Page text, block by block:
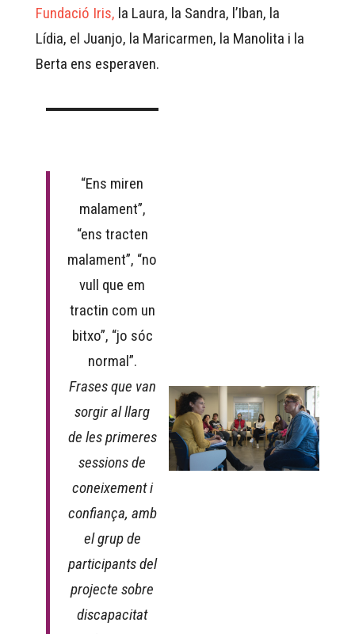
Fundació Iris, la Laura, la Sandra, l’Iban, la
Lídia, el Juanjo, la Maricarmen, la Manolita i la
Berta ens esperaven.
“Ens miren
malament”,
“ens tracten
malament”, “no
vull que em
tractin com un
bitxo”, “jo sóc
normal”.
Frases que van
sorgir al llarg
de les primeres
sessions de
coneixement i
confiança, amb
el grup de
participants del
projecte sobre
discapacitat